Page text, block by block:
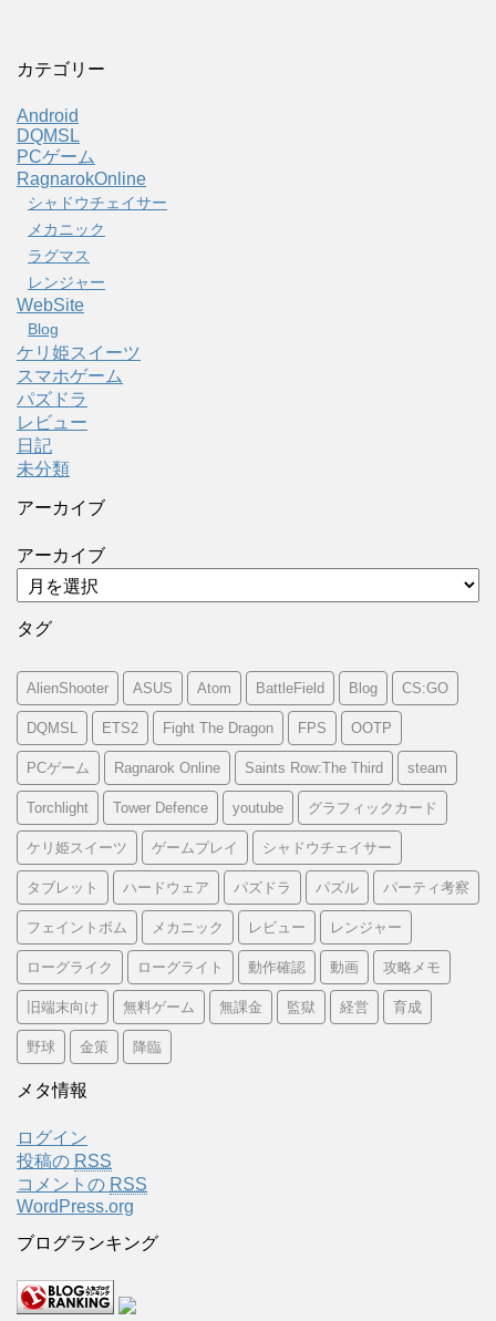
カテゴリー
Android
DQMSL
PCゲーム
RagnarokOnline
シャドウチェイサー
メカニック
ラグマス
レンジャー
WebSite
Blog
ケリ姫スイーツ
スマホゲーム
パズドラ
レビュー
日記
未分類
アーカイブ
アーカイブ
タグ
AlienShooter ASUS Atom BattleField Blog CS:GO
DQMSL ETS2 Fight The Dragon FPS OOTP
PCゲーム Ragnarok Online Saints Row:The Third steam
Torchlight Tower Defence youtube グラフィックカード
ケリ姫スイーツ ゲームプレイ シャドウチェイサー
タブレット ハードウェア パズドラ パズル パーティ考察
フェイントボム メカニック レビュー レンジャー
ローグライク ローグライト 動作確認 動画 攻略メモ
旧端末向け 無料ゲーム 無課金 監獄 経営 育成
野球 金策 降臨
メタ情報
ログイン
投稿の RSS
コメントの RSS
WordPress.org
ブログランキング